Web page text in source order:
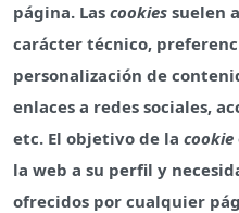
página. Las cookies suelen
carácter técnico,
personalización de
enlaces a redes sociales,
etc. El objetivo de la cookie
la web a su perfil y
ofrecidos por cualquier